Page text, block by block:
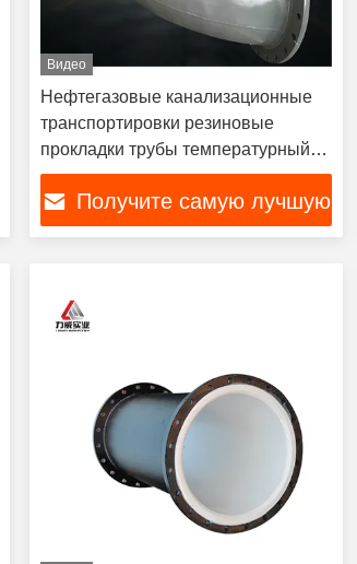
Видео
Нефтегазовые канализационные
транспортировки резиновые
прокладки трубы температурный
диапазон от минус 50 до плюс 150
градусов по запросу клиента
Получите самую лучшую